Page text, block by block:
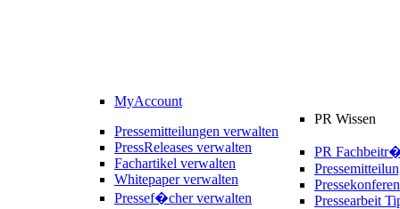
MyAccount
Pressemitteilungen verwalten
PressReleases verwalten
Fachartikel verwalten
Whitepaper verwalten
Pressef�cher verwalten
PR Wissen
PR
Pressearbeit